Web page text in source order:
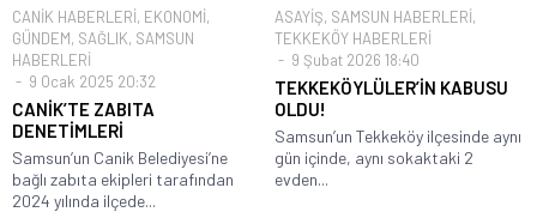
CANİK HABERLERİ, EKONOMİ,
GÜNDEM, SAĞLIK, SAMSUN
HABERLERİ
9 Ocak 2025 20:32
CANİK’TE ZABITA
DENETİMLERİ
Samsun’un Canik Belediyesi’ne
bağlı zabıta ekipleri tarafından
2024 yılında ilçede...
ASAYİŞ, SAMSUN HABERLERİ,
TEKKEKÖY HABERLERİ
9 Şubat 2026 18:40
TEKKEKÖYLÜLER’İN KABUSU
OLDU!
Samsun’un Tekkeköy ilçesinde aynı
gün içinde, aynı sokaktaki 2
evden...